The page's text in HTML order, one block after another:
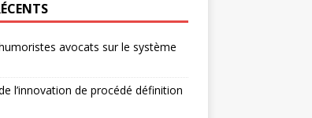
avocats sur le système
l’innovation de procédé définition